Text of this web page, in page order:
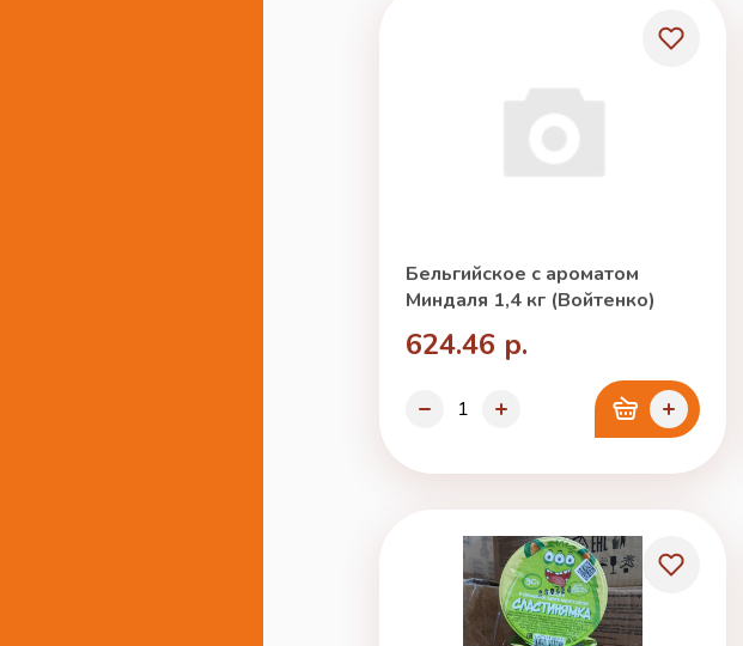
Бельгийское с ароматом
Миндаля 1,4 кг (Войтенко)
624.46 р.